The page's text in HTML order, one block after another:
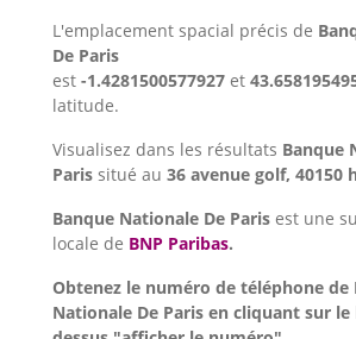
L'emplacement spacial précis de
De Paris
est -1.4281500577927 et
latitude.
Visualisez dans les résultats Banque
Paris situé au 36 avenue golf, 40150
Banque Nationale De Paris est une
locale de BNP Paribas.
Obtenez le numéro de téléphone de
Nationale De Paris en cliquant sur